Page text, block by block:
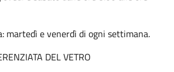
martedì e venerdì di ogni settimana.
DEL VETRO